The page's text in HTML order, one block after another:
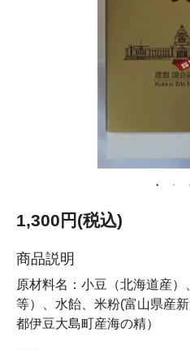
1,300円(税込)
商品説明
原材料名：小豆（北海道産
等）、水飴、米粉(富山県産
都伊豆大島町産海の精）